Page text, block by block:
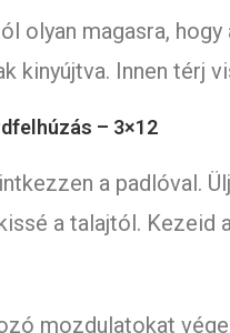
olyan magasra,
kinyújtva. Innen térj
– 3×12
a padlóval.
a talajtól. Kezeid
mozdulatokat